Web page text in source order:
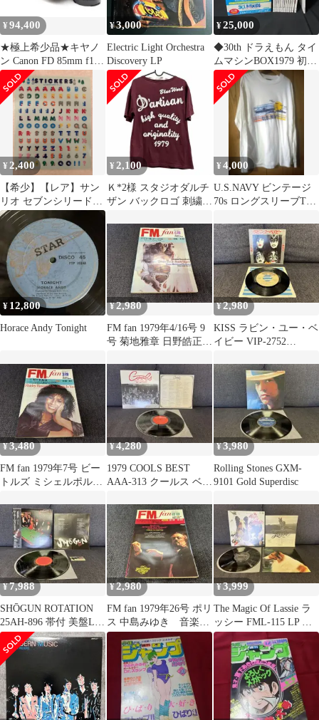
¥94,400
★極上希少品★キヤノ
ン Canon FD 85mm f1.2
L #1979
¥3,000
Electric Light Orchestra
Discovery LP
¥25,000
◆30th ドラえもん タイ
ムマシンBOX1979 初回
生産限定 071
¥ 2,400
【希少】【レア】サン
リオ セブンシリードワ
ーフ 1979年 ステッカー
シール
¥ 2,100
Ｋ*2様 スタジオダルチ
ザン バックロゴ 刺繍 T
カジ ヴ
¥4,000
U.S.NAVY ビンテージ
70s ロングスリーブTシ
¥ 12,800
Horace Andy Tonight
¥2,980
FM fan 1979年4/16号 9
号 菊地雅章 日野皓正
¥2,980
KISS ラビン・ユー・ベ
イビー VIP-2752
¥3,480
FM fan 1979年7号 ビー
トルズ ミシェルポルナ
¥4,280
1979 COOLS BEST
AAA-313 クールス ベス
¥3,980
Rolling Stones GXM-
9101 Gold Superdisc
¥7,988
SHŌGUN ROTATION
25AH-896 帯付 美盤LP
ステッカー付
¥2,980
FM fan 1979年26号 ポリ
ス 中島みゆき 音楽雑
誌 芸能
¥3,999
The Magic Of Lassie ラ
ッシー FML-115 LP 美
盤